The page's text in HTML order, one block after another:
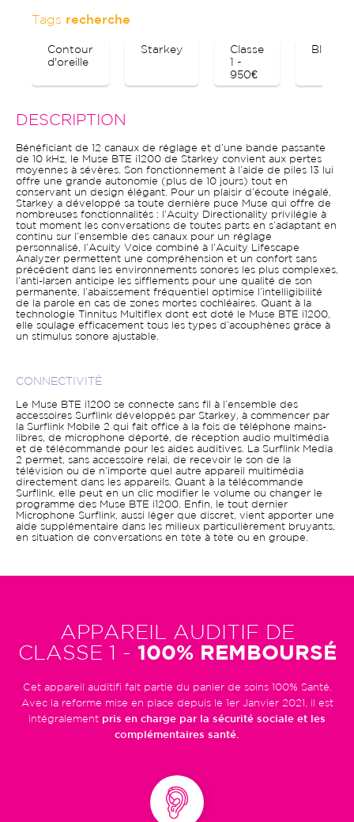
Tags recherche
Contour
d'oreille
Starkey
Classe
1 -
950€
DESCRIPTION
Bénéficiant de 12 canaux de réglage et d’une bande passante
de 10 kHz, le Muse BTE i1200 de Starkey convient aux pertes
moyennes à sévères. Son fonctionnement à l’aide de piles 13 lui
offre une grande autonomie (plus de 10 jours) tout en
conservant un design élégant. Pour un plaisir d’écoute inégalé,
Starkey a développé sa toute dernière puce Muse qui offre de
nombreuses fonctionnalités : l’Acuity Directionality privilégie à
tout moment les conversations de toutes parts en s’adaptant en
continu sur l’ensemble des canaux pour un réglage
personnalisé, l’Acuity Voice combiné à l’Acuity Lifescape
Analyzer permettent une compréhension et un confort sans
précédent dans les environnements sonores les plus complexes,
l’anti-larsen anticipe les sifflements pour une qualité de son
permanente, l’abaissement fréquentiel optimise l’intelligibilité
de la parole en cas de zones mortes cochléaires. Quant à la
technologie Tinnitus Multiflex dont est doté le Muse BTE i1200,
elle soulage efficacement tous les types d’acouphènes grâce à
un stimulus sonore ajustable.
CONNECTIVITÉ
Le Muse BTE i1200 se connecte sans fil à l’ensemble des
accessoires Surflink développés par Starkey, à commencer par
la Surflink Mobile 2 qui fait office à la fois de téléphone mains-
libres, de microphone déporté, de réception audio multimédia
et de télécommande pour les aides auditives. La Surflink Media
2 permet, sans accessoire relai, de recevoir le son de la
télévision ou de n’importe quel autre appareil multimédia
directement dans les appareils. Quant à la télécommande
Surflink, elle peut en un clic modifier le volume ou changer le
programme des Muse BTE i1200. Enfin, le tout dernier
Microphone Surflink, aussi léger que discret, vient apporter une
aide supplémentaire dans les milieux particulièrement bruyants,
en situation de conversations en tête à tête ou en groupe.
APPAREIL AUDITIF DE
CLASSE 1 - 100% REMBOURSÉ
Cet appareil auditifi fait partie du panier de soins 100% Santé.
Avec la reforme mise en place depuis le 1er Janvier 2021, il est
intégralement pris en charge par la sécurité sociale et les
complémentaires santé.